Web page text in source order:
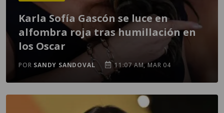
Karla Sofía Gascón se luce en
alfombra roja tras humillación en
los Oscar
POR SANDY SANDOVAL 11:07 AM, MAR 04